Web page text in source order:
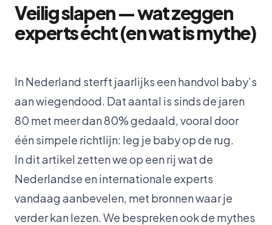
Veilig slapen — wat zeggen
experts écht (en wat is mythe)
In Nederland sterft jaarlijks een handvol baby’s
aan wiegendood. Dat aantal is sinds de jaren
80 met meer dan 80% gedaald, vooral door
één simpele richtlijn: leg je baby op de rug.
In dit artikel zetten we op een rij wat de
Nederlandse en internationale experts
vandaag aanbevelen, met bronnen waar je
verder kan lezen. We bespreken ook de mythes